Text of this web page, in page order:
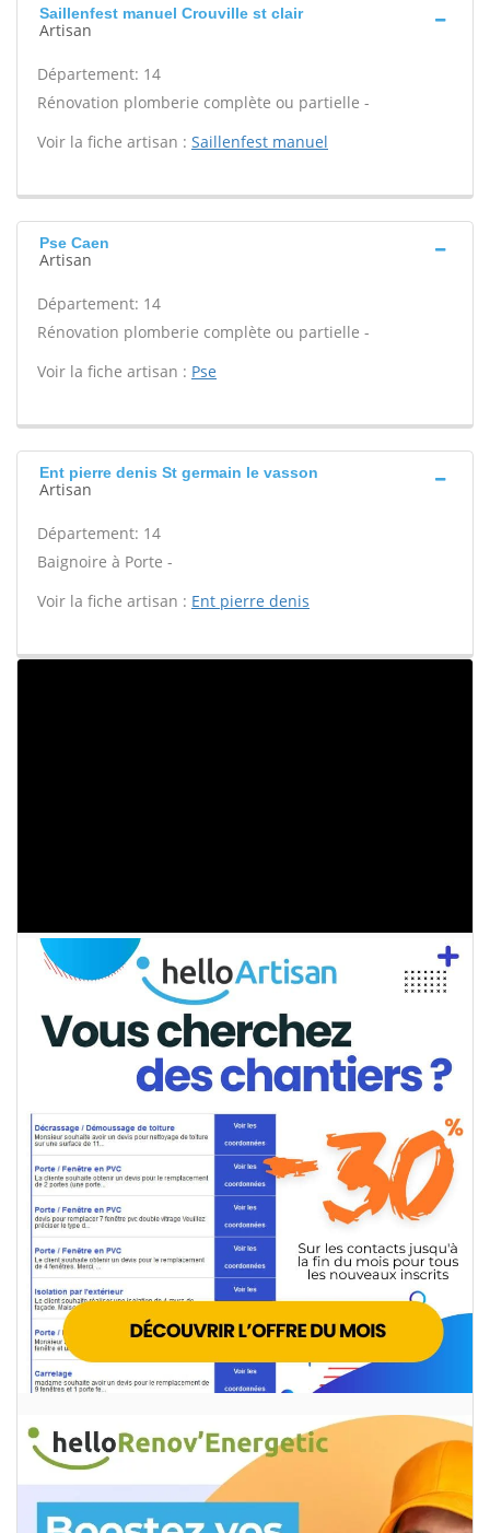
Saillenfest manuel Crouville st clair
Artisan
Département: 14
Rénovation plomberie complète ou partielle -
Voir la fiche artisan : Saillenfest manuel
Pse Caen
Artisan
Département: 14
Rénovation plomberie complète ou partielle -
Voir la fiche artisan : Pse
Ent pierre denis St germain le vasson
Artisan
Département: 14
Baignoire à Porte -
Voir la fiche artisan : Ent pierre denis